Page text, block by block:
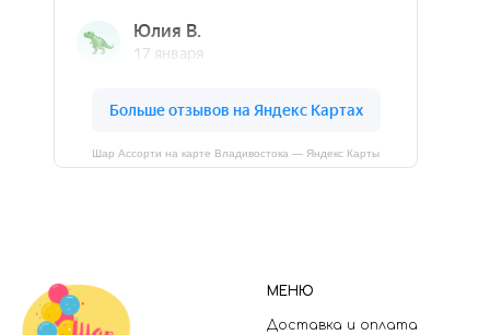
Шар Ассорти на карте Владивостока — Яндекс Карты
МЕНЮ
Доставка и оплата